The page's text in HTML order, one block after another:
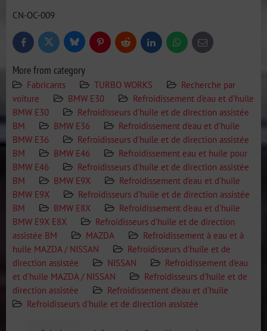
CN-OC-009
FacebookTwitter BlueskyPinterestReddit LinkedInWhatsApp
E-
mail
More from category
Fabricants TURBO WORKS
Recherche par
voiture
BMW E30
Refroidissement d'eau et d'huile
BMW E30
Refroidisseurs d'huile et de direction assistée
BM
BMW E36
Refroidissement d'eau et d'huile
BMW E36
Refroidisseurs d'huile et de direction assistée
BM
BMW E46
Refroidissement eau et huile pour
BMW E46
Refroidisseurs d'huile et de direction assistée
BM
BMW E9X
Refroidissement d'eau et d'huile
BMW E9X
Refroidisseurs d'huile et de direction assistée
BM
BMW E8X
Refroidissement d'eau et d'huile
BMW E9X E8X
Refroidisseurs d'huile et de direction
assistée BM
MAZDA
Refroidissement à eau et à
huile MAZDA / NISSAN
Refroidisseurs d'huile et de
direction assistée
NISSAN
Refroidissement d'eau
et d'huile MAZDA / NISSAN
Refroidisseurs d'huile et de
direction assistée
Refroidissement d'eau et d'huile
Refroidisseurs d'huile et de direction assistée